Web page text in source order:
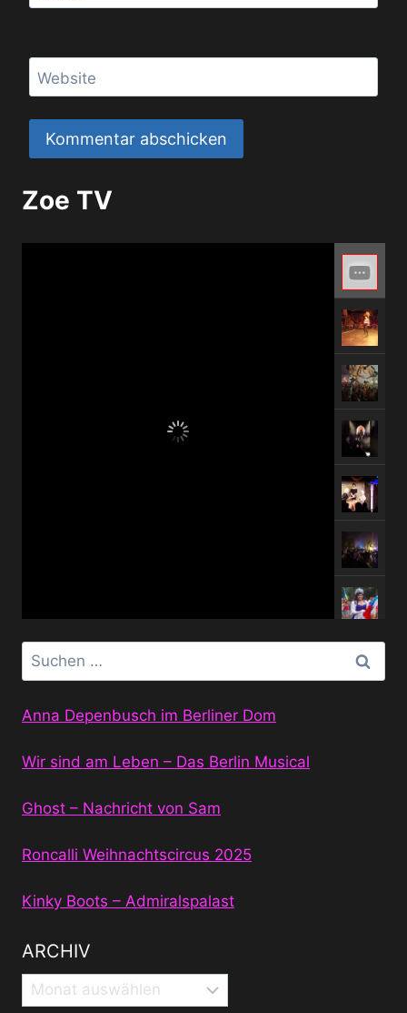
Website
Zoe TV
Suchen
nach:
Anna Depenbusch im Berliner Dom
Wir sind am Leben – Das Berlin Musical
Ghost – Nachricht von Sam
Roncalli Weihnachtscircus 2025
Kinky Boots – Admiralspalast
ARCHIV
Archiv